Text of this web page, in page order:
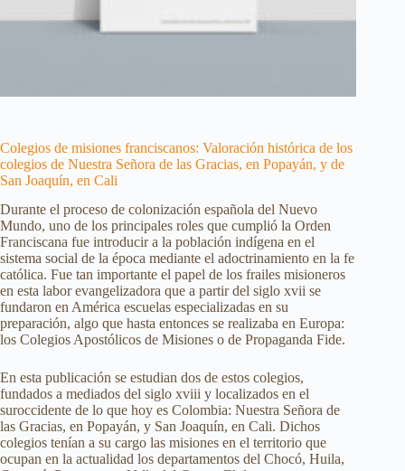
Colegios de misiones franciscanos: Valoración histórica de los
colegios de Nuestra Señora de las Gracias, en Popayán, y de
San Joaquín, en Cali
Durante el proceso de colonización española del Nuevo
Mundo, uno de los principales roles que cumplió la Orden
Franciscana fue introducir a la población indígena en el
sistema social de la época mediante el adoctrinamiento en la fe
católica. Fue tan importante el papel de los frailes misioneros
en esta labor evangelizadora que a partir del siglo xvii se
fundaron en América escuelas especializadas en su
preparación, algo que hasta entonces se realizaba en Europa:
los Colegios Apostólicos de Misiones o de Propaganda Fide.
En esta publicación se estudian dos de estos colegios,
fundados a mediados del siglo xviii y localizados en el
suroccidente de lo que hoy es Colombia: Nuestra Señora de
las Gracias, en Popayán, y San Joaquín, en Cali. Dichos
colegios tenían a su cargo las misiones en el territorio que
ocupan en la actualidad los departamentos del Chocó, Huila,